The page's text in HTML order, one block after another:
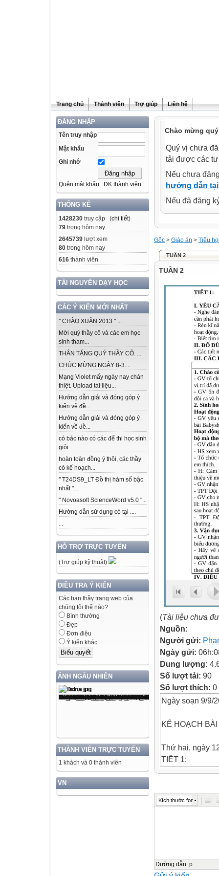
Trang chủ Thành viên Trợ giúp Liên hệ
ĐĂNG NHẬP
Tên truy nhập
Mật khẩu
Ghi nhớ
Quên mật khẩu ĐK thành viên
THỐNG KÊ
1428230 truy cập (chi tiết)
79 trong hôm nay
2645739 lượt xem
80 trong hôm nay
616 thành viên
TÀI NGUYÊN DẠY HỌC
CÁC Ý KIẾN MỚI NHẤT
" CHÀO XUÂN 2013 " ...
Mời quý thầy cô và các em học
sinh tham...
THÂN TẶNG QUÝ THẦY CÔ. ...
CHÚC MỪNG NGÀY 8-3....
Mạng Violet mấy ngày nay chán
thiệt. Upload tài liệu...
Hướng dẫn giải và đóng góp ý
kiến về đề...
Hướng dẫn giải và đóng góp ý
kiến về đề...
có bác nào có các để thi học sinh
giỏi...
hoàn toàn đồng ý thôi, các thầy
có kế hoạch...
" T24DS9_LT Đồ thị hàm số bậc
nhất "...
" Novoasoft ScienceWord v5.0 "...
Hướng dẫn sử dụng có tại ....
...
HỖ TRỢ TRỰC TUYẾN
(Trợ giúp kỹ thuật)
ĐIỀU TRA Ý KIẾN
Các bạn thầy trang web của
chúng tôi thế nào?
Bình thường
Đẹp
Đơn điệu
Ý kiến khác
ẢNH NGẪU NHIÊN
THÀNH VIÊN TRỰC TUYẾN
1 khách và 0 thành viên
VN
Chào mừng
Quý vị chưa
tải được các
Nếu chưa
hướng dẫn
Nếu đã đăng
Gốc > Giáo án > Tiểu
TUẦN 2
TUẦN 2
(Tài liệu chưa
Nguồn:
Người gửi:
Ngày gửi:
Dung lượng:
Số lượt tải: 90
Số lượt thích: 0
Ngày soạn 9/9/
KẾ HOẠCH
Thứ hai, ngày
TIẾT 1:
I. YÊU CẦU
- Nghe đánh
hoạt động,
Kích thước font
Đường dẫn: p